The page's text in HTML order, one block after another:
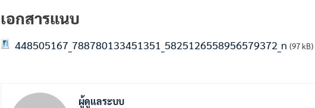
เอกสารแนบ
448505167_788780133451351_5825126558956579372_n (97 kB)
ผู้ดูแลระบบ